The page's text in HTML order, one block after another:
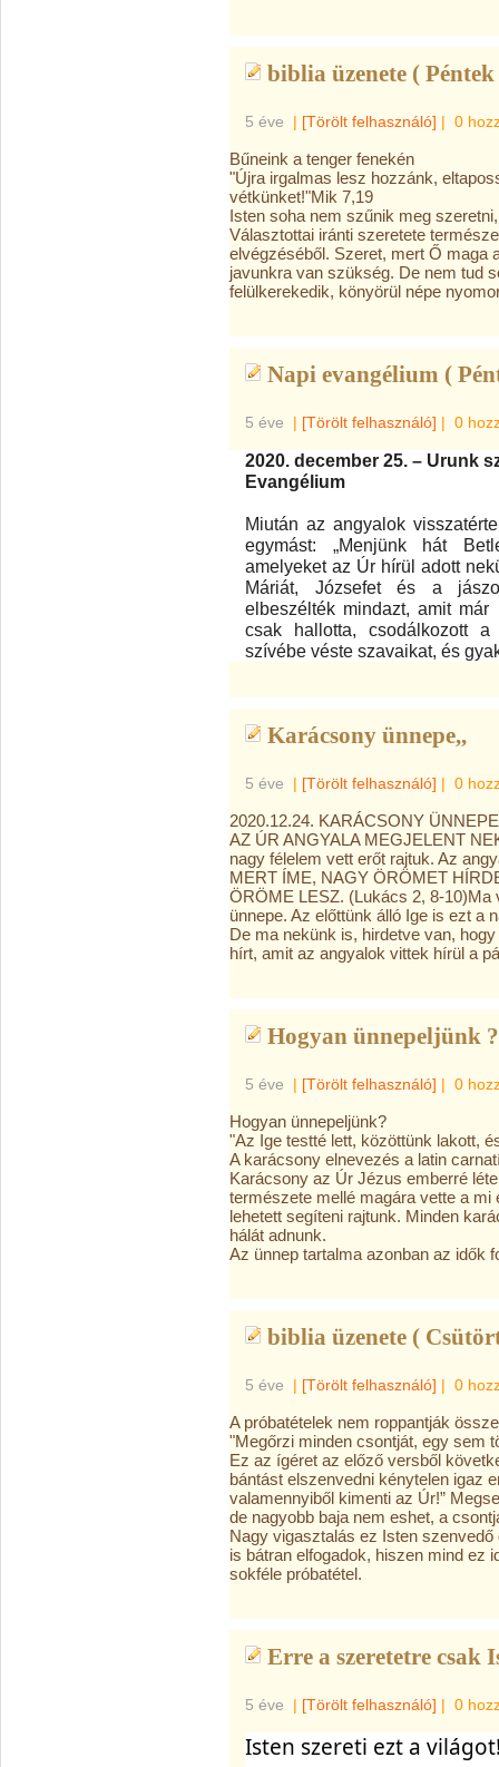
biblia üzenete ( Péntek
5 éve | [Törölt felhasználó] | 0
Bűneink a tenger fenekén
"Újra irgalmas lesz hozzánk,
vétkünket!"Mik 7,19
Isten soha nem szűnik meg
Választottai iránti szeretete
elvégzéséből. Szeret, mert Ő maga
javunkra van szükség. De nem tud
felülkerekedik, könyörül népe
Napi evangélium (
5 éve | [Törölt felhasználó] | 0
2020. december 25. – Urunk
Evangélium
Miután az angyalok
egymást: „Menjünk hát
amelyeket az Úr hírül adott
Máriát, Józsefet és a
elbeszélték mindazt, amit
csak hallotta, csodálkozott
szívébe véste szavaikat, és
Karácsony ünnepe,,
5 éve | [Törölt felhasználó] | 0
2020.12.24. KARÁCSONY ÜNNEPE
AZ ÚR ANGYALA MEGJELENT
nagy félelem vett erőt rajtuk. Az
MERT ÍME, NAGY ÖRÖMET
ÖRÖME LESZ. (Lukács 2, 8-
ünnepe. Az előttünk álló Ige is ezt a
De ma nekünk is, hirdetve van,
hírt, amit az angyalok vittek hírül a
Hogyan ünnepeljünk ?
5 éve | [Törölt felhasználó] | 0
Hogyan ünnepeljünk?
"Az Ige testté lett, közöttünk lakott,
A karácsony elnevezés a latin
Karácsony az Úr Jézus emberré
természete mellé magára vette a
lehetett segíteni rajtunk. Minden
hálát adnunk.
Az ünnep tartalma azonban az idők
biblia üzenete (
5 éve | [Törölt felhasználó] | 0
A próbatételek nem roppantják
"Megőrzi minden csontját, egy sem
Ez az ígéret az előző versből
bántást elszenvedni kénytelen igaz
valamennyiből kimenti az Úr!”
de nagyobb baja nem eshet, a
Nagy vigasztalás ez Isten
is bátran elfogadok, hiszen mind ez
sokféle próbatétel.
Erre a szeretetre csak
5 éve | [Törölt felhasználó] | 0
Isten szereti ezt a